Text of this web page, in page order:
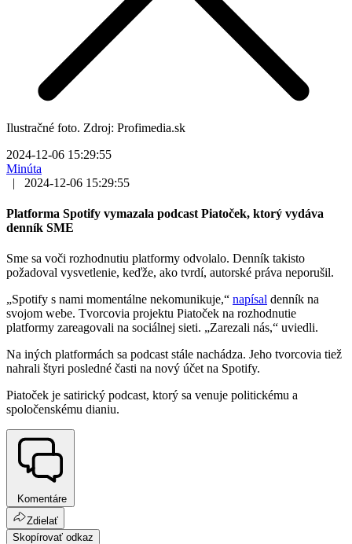
Ilustračné foto. Zdroj: Profimedia.sk
2024-12-06 15:29:55
Minúta
|
2024-12-06 15:29:55
Platforma Spotify vymazala podcast Piatoček, ktorý vydáva
denník SME
Sme sa voči rozhodnutiu platformy odvolalo. Denník takisto
požadoval vysvetlenie, keďže, ako tvrdí, autorské práva neporušil.
„Spotify s nami momentálne nekomunikuje,“ napísal denník na
svojom webe. Tvorcovia projektu Piatoček na rozhodnutie
platformy zareagovali na sociálnej sieti. „Zarezali nás,“ uviedli.
Na iných platformách sa podcast stále nachádza. Jeho tvorcovia tiež
nahrali štyri posledné časti na nový účet na Spotify.
Piatoček je satirický podcast, ktorý sa venuje politickému a
spoločenskému dianiu.
Komentáre
Zdielať
Skopírovať odkaz